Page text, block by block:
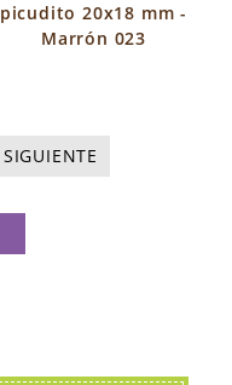
picudito 20x18 mm -
Marrón 023
SIGUIENTE